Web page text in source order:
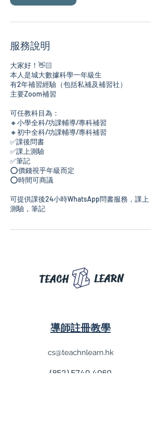
服務說明
大家好！👋🏻
本人是城大數據科學一年級生
有2年補習經驗（包括私補及補習社）
主要Zoom補習
可任教科目為：
🔸小學全科/功課輔導/專科補習
🔸初中全科/功課輔導/專科補習
✅課後問書
✅課上測驗
✅筆記
⭕️價錢視乎年級而定
⭕️時間可商議
可提供課後24小時WhatsApp問書服務，課上
LEARN
TEACH
導師註冊教學
cs@teachnlearn.hk
(852) 5740 4060